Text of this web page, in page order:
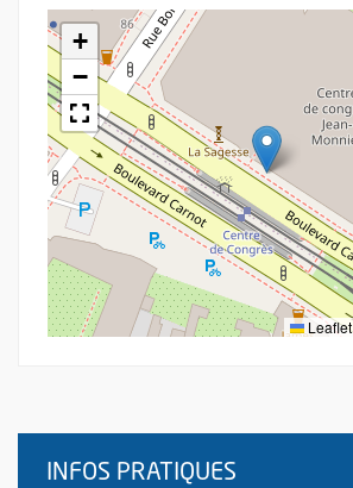
+
−
Leaflet
INFOS PRATIQUES